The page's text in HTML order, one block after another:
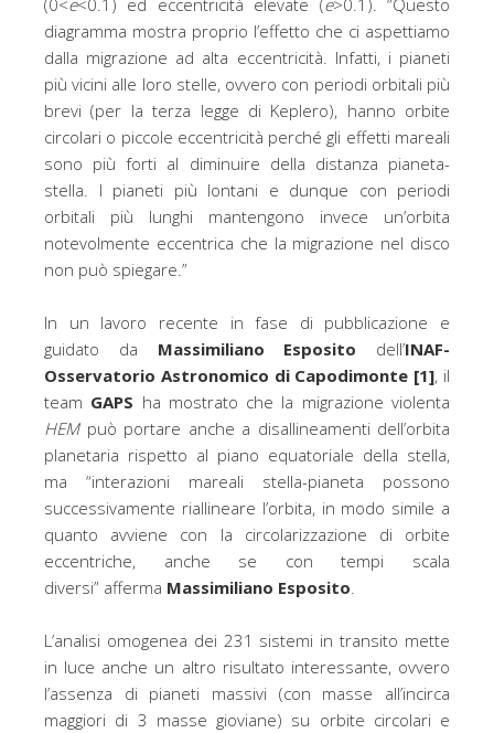
(0<e<0.1) ed eccentricità elevate (e>0.1). “Questo
diagramma mostra proprio l’effetto che ci aspettiamo
dalla migrazione ad alta eccentricità. Infatti, i pianeti
più vicini alle loro stelle, ovvero con periodi orbitali più
brevi (per la terza legge di Keplero), hanno orbite
circolari o piccole eccentricità perché gli effetti mareali
sono più forti al diminuire della distanza pianeta-
stella. I pianeti più lontani e dunque con periodi
orbitali più lunghi mantengono invece un’orbita
notevolmente eccentrica che la migrazione nel disco
non può spiegare.”
In un lavoro recente in fase di pubblicazione e
guidato da Massimiliano Esposito dell’INAF-
Osservatorio Astronomico di Capodimonte [1], il
team GAPS ha mostrato che la migrazione violenta
HEMpuò portare anche a disallineamenti dell’orbita
planetaria rispetto al piano equatoriale della stella,
ma “interazioni mareali stella-pianeta possono
successivamente riallineare l’orbita, in modo simile a
quanto avviene con la circolarizzazione di orbite
eccentriche, anche se con tempi scala
diversi” afferma Massimiliano Esposito.
L’analisi omogenea dei 231 sistemi in transito mette
in luce anche un altro risultato interessante, ovvero
l’assenza di pianeti massivi (con masse all’incirca
maggiori di 3 masse gioviane) su orbite circolari e